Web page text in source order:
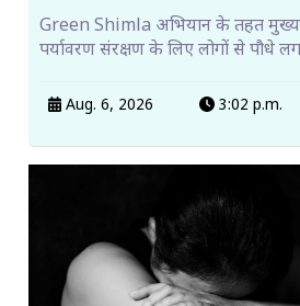
Green Shimla अभियान के तहत
पर्यावरण संरक्षण के लिए लोगों से पौधे
Aug. 6, 2026 3:02 p.m.